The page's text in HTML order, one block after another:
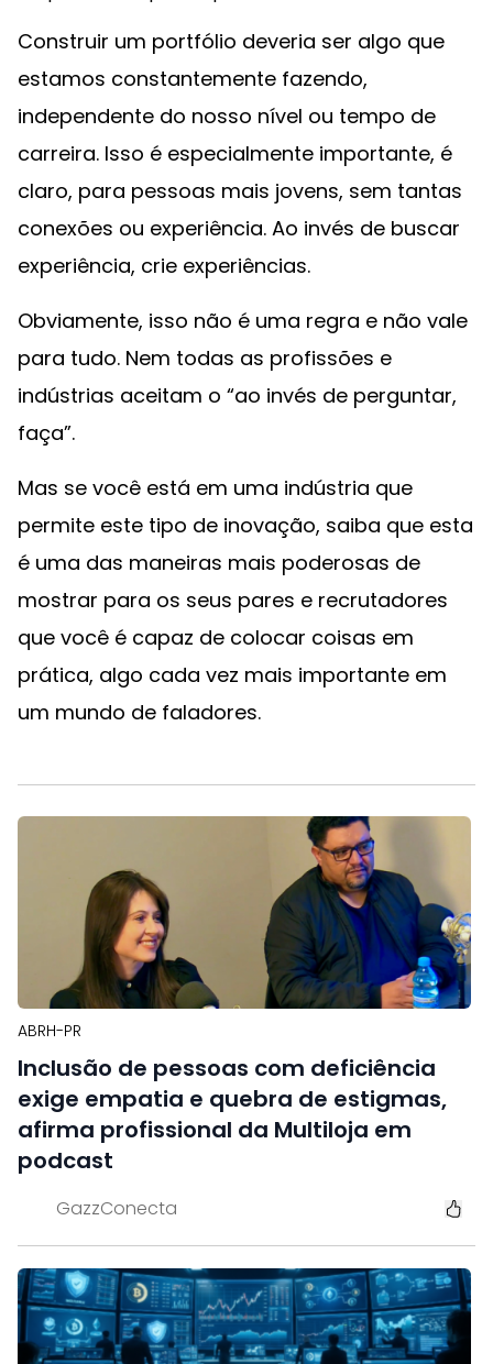
Construir um portfólio deveria ser algo que
estamos constantemente fazendo,
independente do nosso nível ou tempo de
carreira. Isso é especialmente importante, é
claro, para pessoas mais jovens, sem tantas
conexões ou experiência. Ao invés de buscar
experiência, crie experiências.
Obviamente, isso não é uma regra e não vale
para tudo. Nem todas as profissões e
indústrias aceitam o “ao invés de perguntar,
faça”.
Mas se você está em uma indústria que
permite este tipo de inovação, saiba que esta
é uma das maneiras mais poderosas de
mostrar para os seus pares e recrutadores
que você é capaz de colocar coisas em
prática, algo cada vez mais importante em
um mundo de faladores.
ABRH-PR
Inclusão de pessoas com deficiência
exige empatia e quebra de estigmas,
afirma profissional da Multiloja em
podcast
GazzConecta